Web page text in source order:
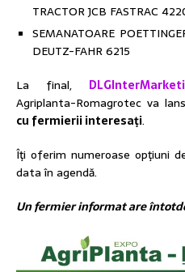
TRACTOR JCB FASTRAC
SEMANATOARE
DEUTZ-FAHR 6215
La final,
Agriplanta-Romagrotec va
cu fermierii interesaţi.
Îţi oferim numeroase opţiuni
data în agendă.
Un fermier informat are